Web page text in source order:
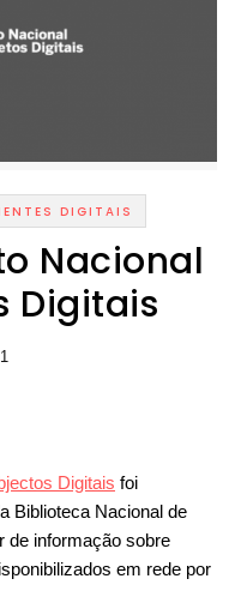
DIGITAIS
Nacional
Digitais
Digitais foi
Biblioteca Nacional de
de informação sobre
em rede por